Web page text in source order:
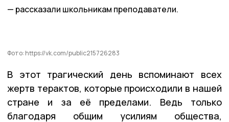
рассказали школьникам преподаватели.
Фото: https://vk.com/public215726283
В этот трагический день вспоминают всех
жертв терактов, которые происходили в нашей
стране и за её пределами. Ведь только
благодаря общим усилиям общества,